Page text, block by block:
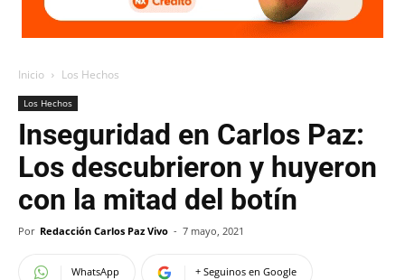
Inicio Los Hechos
Los Hechos
Inseguridad en Carlos Paz:
Los descubrieron y huyeron
con la mitad del botín
Por Redacción Carlos Paz Vivo - 7 mayo, 2021
WhatsApp + Seguinos en Google